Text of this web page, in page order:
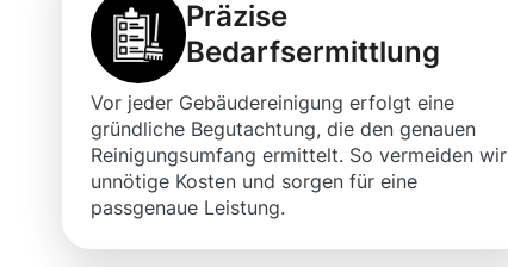
Präzise
Bedarfsermittlung
Vor jeder Gebäudereinigung erfolgt eine
gründliche Begutachtung, die den genauen
Reinigungsumfang ermittelt. So vermeiden wir
unnötige Kosten und sorgen für eine
passgenaue Leistung.